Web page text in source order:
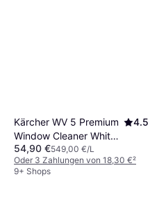
Kärcher WV 5 Premium
Window Cleaner White
100ml
4.5
54,90 €549,00 €/L
Oder 3 Zahlungen von 18,30 €²
9+ Shops